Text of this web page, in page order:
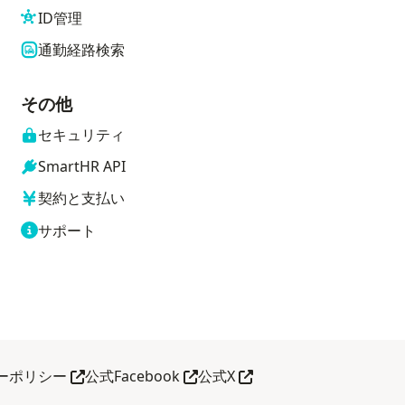
ID管理
通勤経路検索
その他
セキュリティ
SmartHR API
契約と支払い
サポート
で見る
ポリシー あたらしい タブで見る
公式Facebookあたらしい タブで見る
公式Xあたらしい タブで見る